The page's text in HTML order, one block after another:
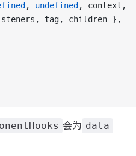
, undefined , context,
tag, children },
会为 data